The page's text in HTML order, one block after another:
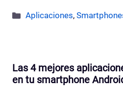
Categorías
Aplicaciones,
Las 4 mejores
en tu smartphone